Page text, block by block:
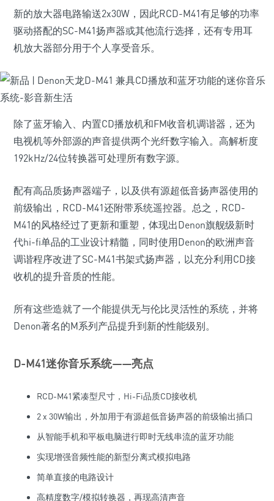
新的放大器电路输送2x30W，因此RCD-M41有足够的功率
驱动搭配的SC-M41扬声器或其他流行选择，还有专用耳
机放大器部分用于个人享受音乐。
除了蓝牙输入、内置CD播放机和FM收音机调谐器，还为
电视机等外部源的声音提供两个光纤数字输入。高解析度
192kHz/24位转换器可处理所有数字源。
配有高品质扬声器端子，以及供有源超低音扬声器使用的
前级输出，RCD-M41还附带系统遥控器。总之，RCD-
M41的风格经过了更新和重塑，体现出Denon旗舰级新时
代hi-fi单品的工业设计精髓，同时使用Denon的欧洲声音
调谐程序改进了SC-M41书架式扬声器，以充分利用CD接
收机的提升音质的性能。
所有这些造就了一个能提供无与伦比灵活性的系统，并将
Denon著名的M系列产品提升到新的性能级别。
D-M41迷你音乐系统——亮点
RCD-M41紧凑型尺寸，Hi-Fi品质CD接收机
2 x 30W输出，外加用于有源超低音扬声器的前级输出插口
从智能手机和平板电脑进行即时无线串流的蓝牙功能
实现增强音频性能的新型分离式模拟电路
简单直接的电路设计
高精度数字/模拟转换器，再现高清声音